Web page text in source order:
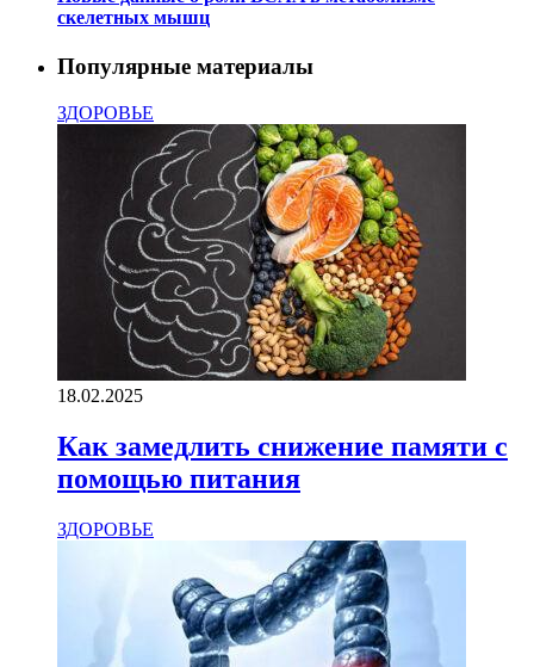
скелетных мышц
Популярные материалы
ЗДОРОВЬЕ
18.02.2025
Как замедлить снижение памяти с
помощью питания
ЗДОРОВЬЕ